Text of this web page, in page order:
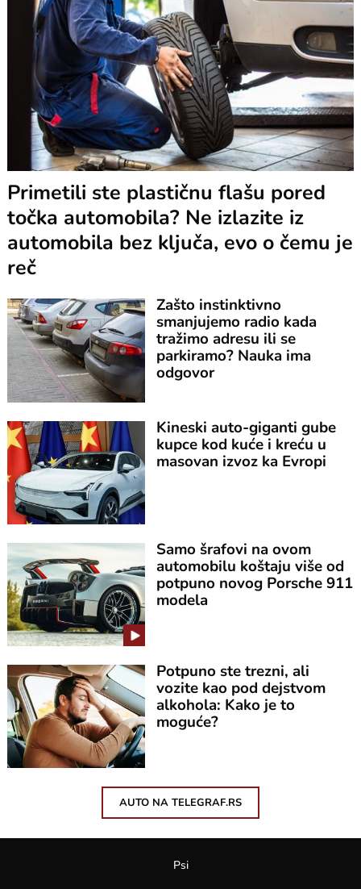
Primetili ste plastičnu flašu pored
točka automobila? Ne izlazite iz
automobila bez ključa, evo o čemu je
reč
Zašto instinktivno
smanjujemo radio kada
tražimo adresu ili se
parkiramo? Nauka ima
odgovor
Kineski auto-giganti gube
kupce kod kuće i kreću u
masovan izvoz ka Evropi
Samo šrafovi na ovom
automobilu koštaju više od
potpuno novog Porsche 911
modela
Potpuno ste trezni, ali
vozite kao pod dejstvom
alkohola: Kako je to
moguće?
AUTO NA TELEGRAF.RS
Psi